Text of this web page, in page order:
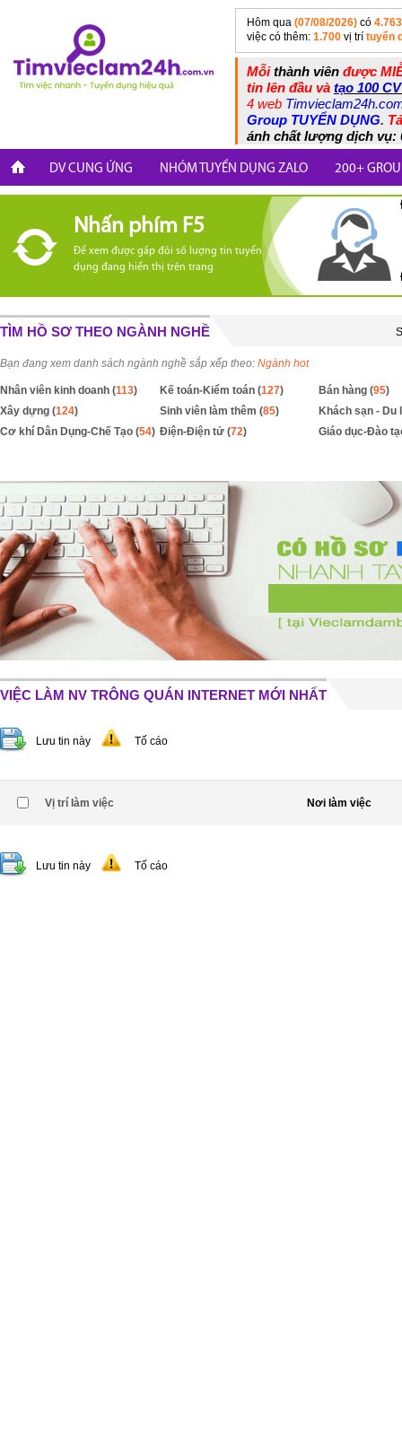
Hôm qua (07/08/2026) có 4.763
việc có thêm: 1.700 vị trí tuyển
Mỗithành viên được
tin lên đầu và tạo 100
4 web
Group TUYỂN DỤNG.
ánh chất lượng dịch vụ:
DV CUNG ỨNG NHÓM TUYỂN DỤNG ZALO 200+
Nhấn phím F5
Để xem được gấp đôi số lượng tin tuyển
dụng đang hiển thị trên trang
TÌM HỒ SƠ THEO NGÀNH NGHỀ
Bạn đang xem danh sách ngành nghề sắp xếp theo: Ngành hot
Nhân viên kinh doanh (113) Kế toán-Kiểm toán (127) Bán hàng (95)
Xây dựng (124) Sinh viên làm thêm (85)
Khách sạn - Du
Cơ khí Dân Dụng-Chế Tạo (54) Điện-Điện tử (72) Giáo dục-Đào
VIỆC LÀM NV TRÔNG QUÁN INTERNET MỚI NHẤT
Lưu tin này Tố cáo
Vị trí làm việc Nơi làm việc
Lưu tin này Tố cáo